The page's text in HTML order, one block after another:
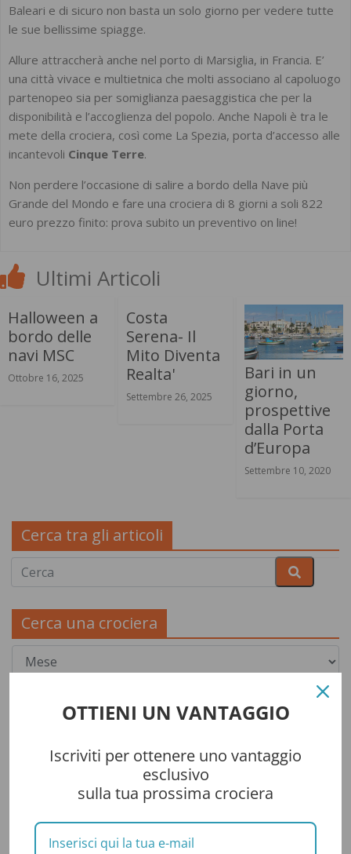
Baleari e di sicuro non basta un solo giorno per vedere tutte
le sue bellissime spiagge.
Allure attraccherà anche nel porto di Marsiglia, in Francia. E’
una città vivace e multietnica che molti associano al capoluogo
partenopeo sia per somiglianza paesaggistica che per la
disponibilità e l’accoglienza del popolo. Anche Napoli è tra le
mete della crociera, così come La Spezia, porta d’accesso alle
incantevoli Cinque Terre.
Non perdere l’occasione di salire a bordo della Nave più
Grande del Mondo e fare una crociera di 8 giorni a soli 822
euro prezzo finito: prova subito un preventivo on line!
Ultimi Articoli
Halloween a
bordo delle
navi MSC
Ottobre 16, 2025
Costa
Serena- Il
Mito Diventa
Realta'
Settembre 26, 2025
Bari in un
giorno,
prospettive
dalla Porta
d’Europa
Settembre 10, 2020
Cerca tra gli articoli
Cerca una crociera
OTTIENI UN VANTAGGIO
Iscriviti per ottenere uno vantaggio
esclusivo
sulla tua prossima crociera